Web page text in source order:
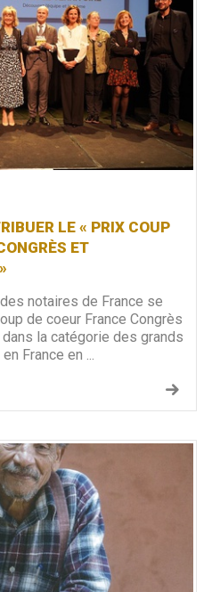
LE « PRIX COUP
ET
notaires de France se
de coeur France Congrès
la catégorie des grands
France en ...